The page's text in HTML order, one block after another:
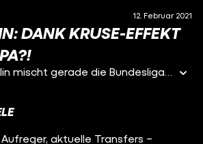
12. Februar 2021
DANK KRUSE-EFFEKT
Der 1. FC Union Berlin mischt gerade die Bundesliga auf. Wir blicken auf die Taktik der Eisernen. Ist sogar der Einzug in die Europa League drin?
aktuelle Transfers –